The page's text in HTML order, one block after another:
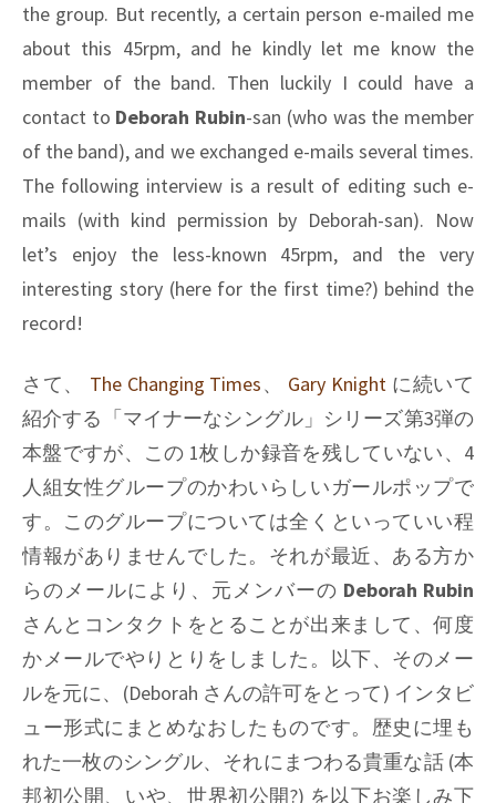
the group. But recently, a certain person e-mailed me
about this 45rpm, and he kindly let me know the
member of the band. Then luckily I could have a
contact to Deborah Rubin-san (who was the member
of the band), and we exchanged e-mails several times.
The following interview is a result of editing such e-
mails (with kind permission by Deborah-san). Now
let’s enjoy the less-known 45rpm, and the very
interesting story (here for the first time?) behind the
record!
さて、 The Changing Times、 Gary Knight に続いて
紹介する「マイナーなシングル」シリーズ第3弾の
本盤ですが、この 1枚しか録音を残していない、4
人組女性グループのかわいらしいガールポップで
す。このグループについては全くといっていい程
情報がありませんでした。それが最近、ある方か
らのメールにより、元メンバーの Deborah Rubin
さんとコンタクトをとることが出来まして、何度
かメールでやりとりをしました。以下、そのメー
ルを元に、(Deborah さんの許可をとって) インタビ
ュー形式にまとめなおしたものです。歴史に埋も
れた一枚のシングル、それにまつわる貴重な話 (本
邦初公開、いや、世界初公開?) を以下お楽しみ下